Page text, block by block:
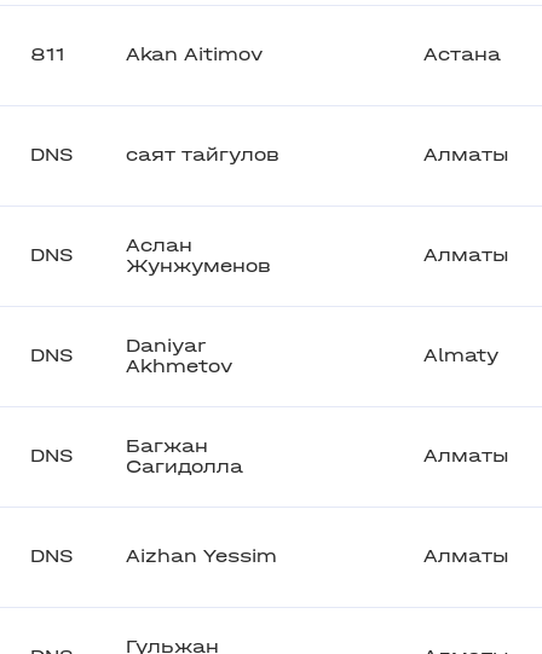
811 Akan Aitimov Астана
DNS саят тайгулов Алматы
DNS
Аслан
Жунжуменов
Алматы
DNS
Daniyar
Akhmetov
Almaty
DNS
Багжан
Сагидолла
Алматы
DNS Aizhan Yessim Алматы
Гульжан